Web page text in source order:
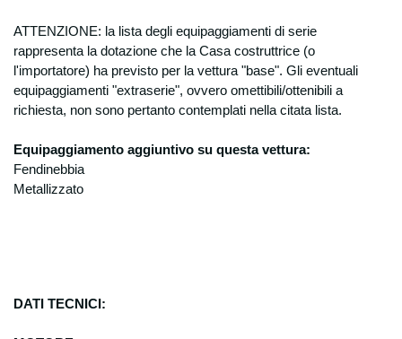
ATTENZIONE: la lista degli equipaggiamenti di serie
rappresenta la dotazione che la Casa costruttrice (o
l'importatore) ha previsto per la vettura "base". Gli eventuali
equipaggiamenti "extraserie", ovvero omettibili/ottenibili a
richiesta, non sono pertanto contemplati nella citata lista.
Equipaggiamento aggiuntivo su questa vettura:
Fendinebbia
Metallizzato
DATI TECNICI: